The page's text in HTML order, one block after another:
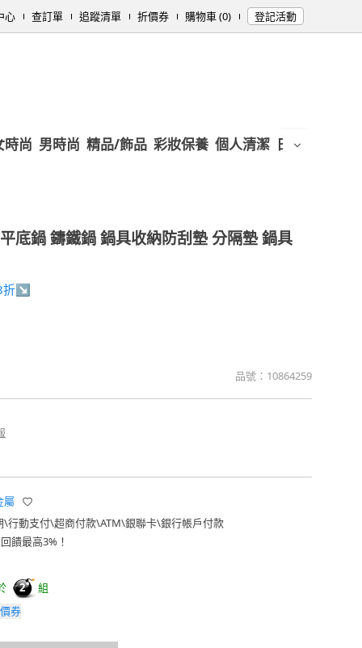
心 查訂單 追蹤清單 折價券 購物車 (0) 登記活動
時尚 男時尚 精品/飾品 彩妝保養 個人清潔 日用/紙品
平底鍋 鑄鐵鍋 鍋具收納防刮墊 分隔墊 鍋具
折↘
品號： 10864259
屬
\行動支付\超商付款\ATM\銀聯卡\銀行帳戶付款
饋最高3%！
2
組
券